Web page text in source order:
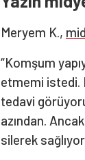
Meryem K.,
“Komşum
etmemi istedi.
tedavi
azından.
silerek